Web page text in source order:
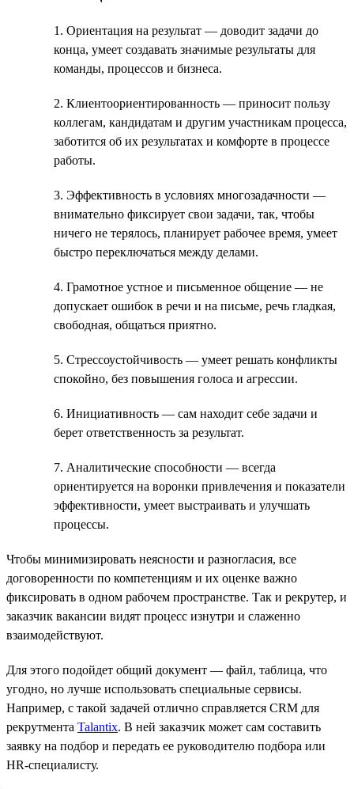
1. Ориентация на результат — доводит задачи до
конца, умеет создавать значимые результаты для
команды, процессов и бизнеса.
2. Клиентоориентированность — приносит пользу
коллегам, кандидатам и другим участникам процесса,
заботится об их результатах и комфорте в процессе
работы.
3. Эффективность в условиях многозадачности —
внимательно фиксирует свои задачи, так, чтобы
ничего не терялось, планирует рабочее время, умеет
быстро переключаться между делами.
4. Грамотное устное и письменное общение — не
допускает ошибок в речи и на письме, речь гладкая,
свободная, общаться приятно.
5. Стрессоустойчивость — умеет решать конфликты
спокойно, без повышения голоса и агрессии.
6. Инициативность — сам находит себе задачи и
берет ответственность за результат.
7. Аналитические способности — всегда
ориентируется на воронки привлечения и показатели
эффективности, умеет выстраивать и улучшать
процессы.
Чтобы минимизировать неясности и разногласия, все
договоренности по компетенциям и их оценке важно
фиксировать в одном рабочем пространстве. Так и рекрутер, и
заказчик вакансии видят процесс изнутри и слаженно
взаимодействуют.
Для этого подойдет общий документ — файл, таблица, что
угодно, но лучше использовать специальные сервисы.
Например, с такой задачей отлично справляется CRM для
рекрутмента Talantix. В ней заказчик может сам составить
заявку на подбор и передать ее руководителю подбора или
HR-специалисту.